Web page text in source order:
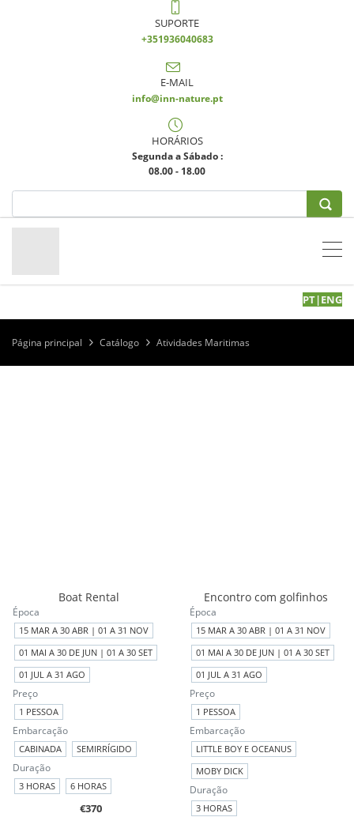
SUPORTE
+351936040683
E-MAIL
info@inn-nature.pt
HORÁRIOS
Segunda a Sábado :
08.00 - 18.00
PT|ENG
Página principal Catálogo Atividades Maritimas
Boat Rental
Época
15 MAR A 30 ABR | 01 A 31 NOV
01 MAI A 30 DE JUN | 01 A 30 SET
01 JUL A 31 AGO
Preço
1 PESSOA
Embarcação
CABINADA SEMIRRÍGIDO
Duração
3 HORAS 6 HORAS
€370
Encontro com golfinhos
Época
15 MAR A 30 ABR | 01 A 31 NOV
01 MAI A 30 DE JUN | 01 A 30 SET
01 JUL A 31 AGO
Preço
1 PESSOA
Embarcação
LITTLE BOY E OCEANUS
MOBY DICK
Duração
3 HORAS